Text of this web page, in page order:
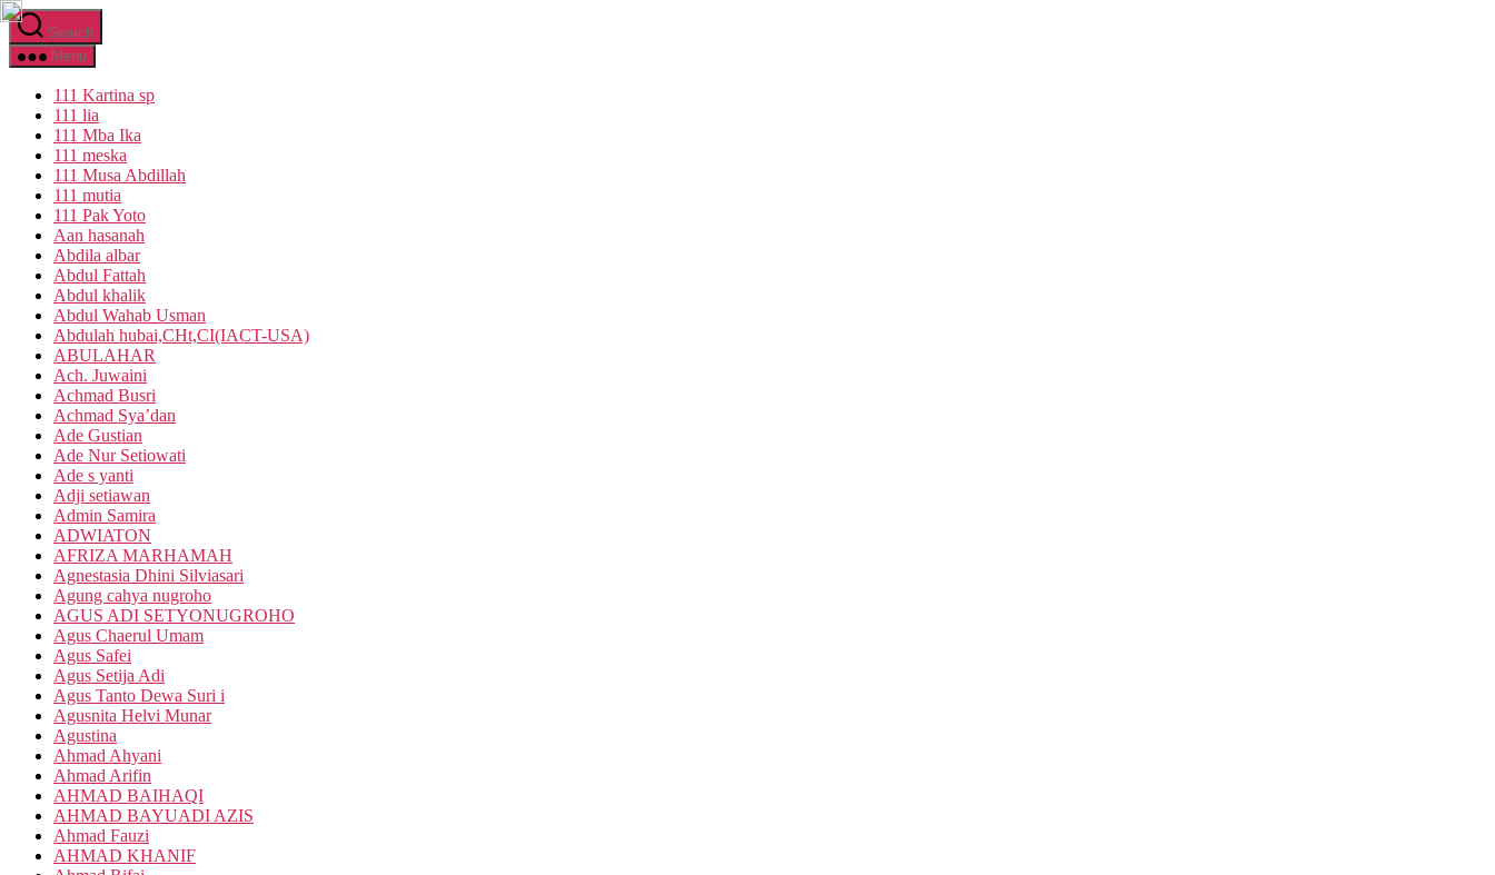
Skip
to
the
Search
Menu
111 Kartina sp
111 lia
111 Mba Ika
111 meska
111 Musa Abdillah
111 mutia
111 Pak Yoto
Aan hasanah
Abdila albar
Abdul Fattah
Abdul khalik
Abdul Wahab Usman
Abdulah hubai,CHt,CI(IACT-USA)
ABULAHAR
Ach. Juwaini
Achmad Busri
Achmad Sya’dan
Ade Gustian
Ade Nur Setiowati
Ade s yanti
Adji setiawan
Admin Samira
ADWIATON
AFRIZA MARHAMAH
Agnestasia Dhini Silviasari
Agung cahya nugroho
AGUS ADI SETYONUGROHO
Agus Chaerul Umam
Agus Safei
Agus Setija Adi
Agus Tanto Dewa Suri i
Agusnita Helvi Munar
Agustina
Ahmad Ahyani
Ahmad Arifin
AHMAD BAIHAQI
AHMAD BAYUADI AZIS
Ahmad Fauzi
AHMAD KHANIF